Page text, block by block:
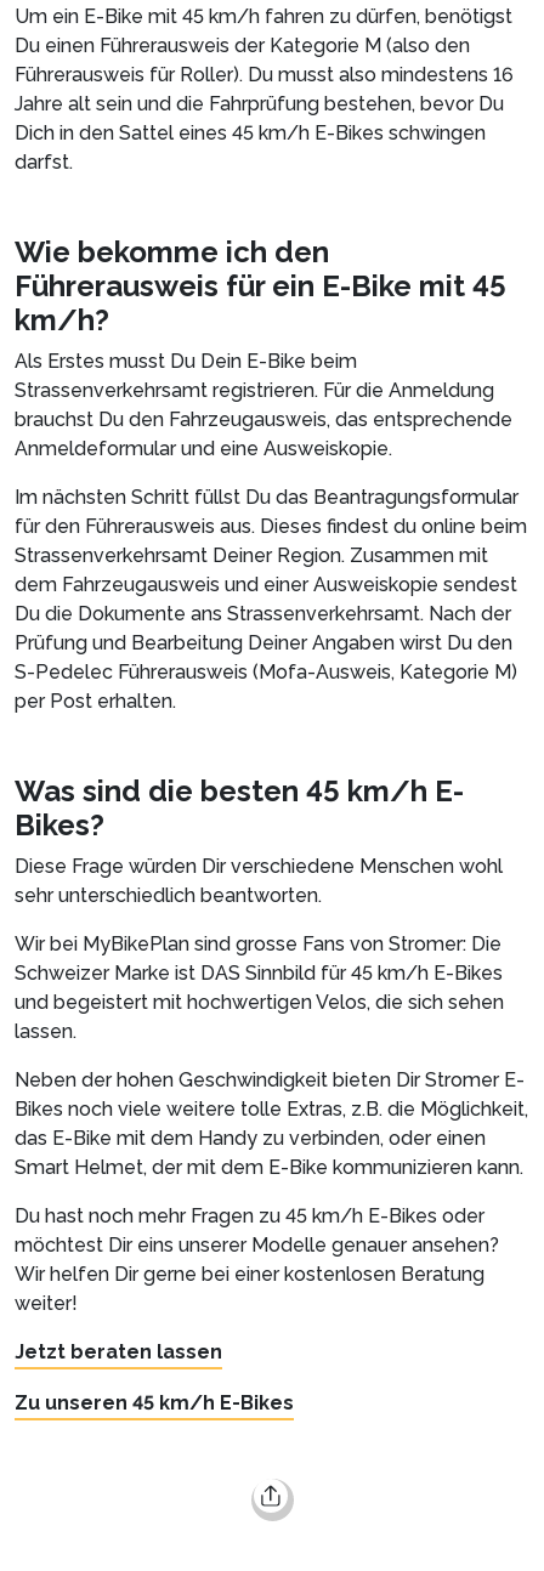
Um ein E-Bike mit 45 km/h fahren zu dürfen, benötigst
Du einen Führerausweis der Kategorie M (also den
Führerausweis für Roller). Du musst also mindestens 16
Jahre alt sein und die Fahrprüfung bestehen, bevor Du
Dich in den Sattel eines 45 km/h E-Bikes schwingen
darfst.
Wie bekomme ich den
Führerausweis für ein E-Bike mit 45
km/h?
Als Erstes musst Du Dein E-Bike beim
Strassenverkehrsamt registrieren. Für die Anmeldung
brauchst Du den Fahrzeugausweis, das entsprechende
Anmeldeformular und eine Ausweiskopie.
Im nächsten Schritt füllst Du das Beantragungsformular
für den Führerausweis aus. Dieses findest du online beim
Strassenverkehrsamt Deiner Region. Zusammen mit
dem Fahrzeugausweis und einer Ausweiskopie sendest
Du die Dokumente ans Strassenverkehrsamt. Nach der
Prüfung und Bearbeitung Deiner Angaben wirst Du den
S-Pedelec Führerausweis (Mofa-Ausweis, Kategorie M)
per Post erhalten.
Was sind die besten 45 km/h E-
Bikes?
Diese Frage würden Dir verschiedene Menschen wohl
sehr unterschiedlich beantworten.
Wir bei MyBikePlan sind grosse Fans von Stromer: Die
Schweizer Marke ist DAS Sinnbild für 45 km/h E-Bikes
und begeistert mit hochwertigen Velos, die sich sehen
lassen.
Neben der hohen Geschwindigkeit bieten Dir Stromer E-
Bikes noch viele weitere tolle Extras, z.B. die Möglichkeit,
das E-Bike mit dem Handy zu verbinden, oder einen
Smart Helmet, der mit dem E-Bike kommunizieren kann.
Du hast noch mehr Fragen zu 45 km/h E-Bikes oder
möchtest Dir eins unserer Modelle genauer ansehen?
Wir helfen Dir gerne bei einer kostenlosen Beratung
weiter!
Jetzt beraten lassen
Zu unseren 45 km/h E-Bikes